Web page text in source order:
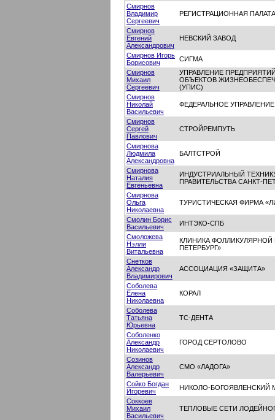
Смирнов
Владимир
Сергеевич
РЕГИСТРАЦИОННАЯ ПАЛАТА
Смирнов
Евгений
Александрович
НЕВСКИЙ ЗАВОД
Смирнов Игорь
Борисович
СИГМА
Смирнов
Михаил
Сергеевич
УПРАВЛЕНИЕ
ОБЪЕКТОВ
(УПИС)
Смирнов
Николай
Васильевич
ФЕДЕРАЛЬНОЕ
Смирнов
Сергей
Павлович
СТРОЙРЕМПУТЬ
Смирнова
Людмила
Александровна
БАЛТСТРОЙ
Смирнова
Наталия
Евгеньевна
ИНДУСТРИАЛЬНЫЙ
ПРАВИТЕЛЬСТВА САНКТ-
Смирнова
Ольга
Николаевна
ТУРИСТИЧЕСКАЯ ФИРМА
Смолин Борис
Васильевич
ИНТЭКО-СПБ
Смоложева
Нэлли
Витальевна
КЛИНИКА
ПЕТЕРБУРГ»
Снетков
Александр
Владимирович
АССОЦИАЦИЯ «ЗАЩИТА»
Соболева
Елена
Николаевна
КОРАЛ
Соболева
Татьяна
Юрьевна
ТС-ДЕНТА
Соболенко
Александр
Николаевич
ГОРОД СЕРТОЛОВО
Созинов
Александр
Валерьевич
СМО «ЛАДОГА»
Сойко Богдан
Игоревич
НИКОЛО-БОГОЯВЛЕНСКИЙ
Соккоев
Михаил
Васильевич
ТЕПЛОВЫЕ СЕТИ